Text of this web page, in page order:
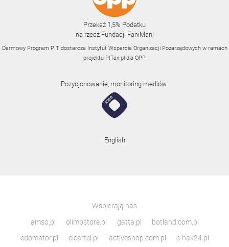
Przekaż 1,5% Podatku
na rzecz Fundacji FaniMani
Darmowy Program PIT dostarcza Instytut Wsparcia Organizacji Pozarządowych w ramach
projektu PITax.pl dla OPP
Pozycjonowanie, monitoring mediów:
English
Wspierają nas
amso.pl
olimpstore.pl gatta.pl
botland.com.pl
edomator.pl
elcartel.pl activeshop.com.pl e-hak24.pl